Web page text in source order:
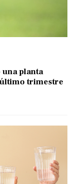
una planta
trimestre